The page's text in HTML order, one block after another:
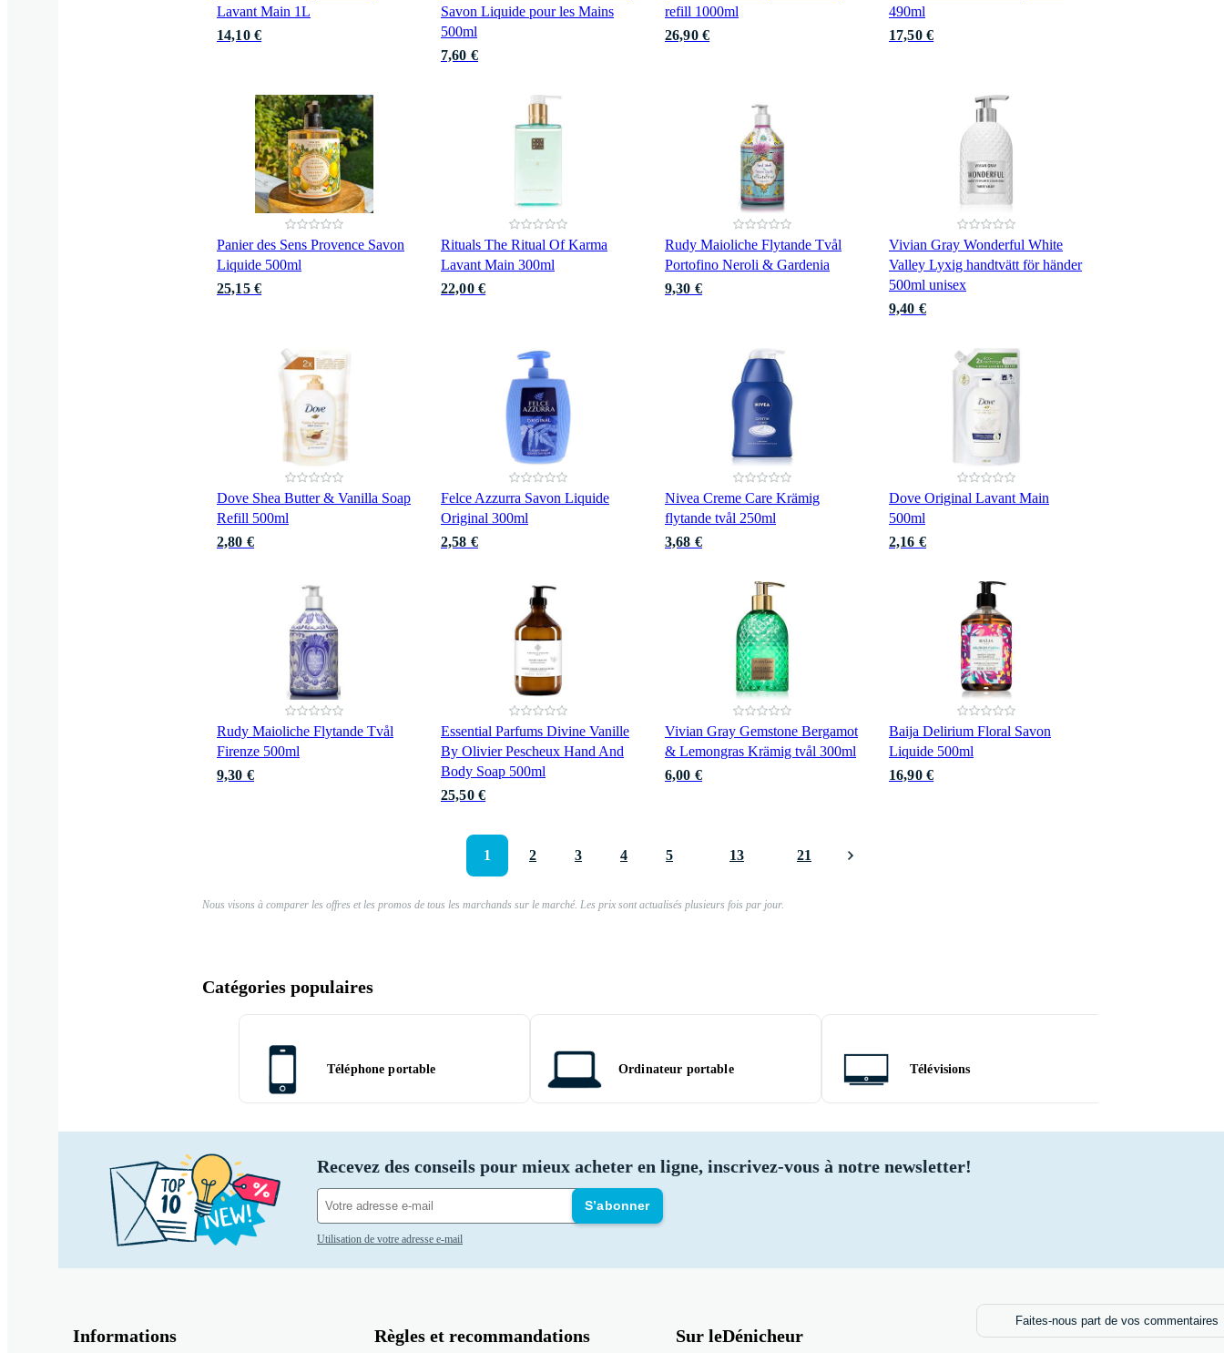
Lavant Main 1L
14,10 €
Savon Liquide pour les Mains
500ml
7,60 €
refill 1000ml
26,90 €
490ml
17,50 €
Panier des Sens Provence Savon
Liquide 500ml
25,15 €
Rituals The Ritual Of Karma
Lavant Main 300ml
22,00 €
Rudy Maioliche Flytande Tvål
Portofino Neroli & Gardenia
9,30 €
Vivian Gray Wonderful White
Valley Lyxig handtvätt för händer
500ml unisex
9,40 €
Dove Shea Butter & Vanilla Soap
Refill 500ml
2,80 €
Felce Azzurra Savon Liquide
Original 300ml
2,58 €
Nivea Creme Care Krämig
flytande tvål 250ml
3,68 €
Dove Original Lavant Main
500ml
2,16 €
Rudy Maioliche Flytande Tvål
Firenze 500ml
9,30 €
Essential Parfums Divine Vanille
By Olivier Pescheux Hand And
Body Soap 500ml
25,50 €
Vivian Gray Gemstone Bergamot
& Lemongras Krämig tvål 300ml
6,00 €
Baija Delirium Floral Savon
Liquide 500ml
16,90 €
1 2 3 4 5 13 21
Nous visons à comparer les offres et les promos de tous les marchands sur le marché. Les prix sont actualisés plusieurs fois par jour.
Catégories populaires
Téléphone portable Ordinateur portable Télévisions
Recevez des conseils pour mieux acheter en ligne, inscrivez-vous à notre newsletter!
S’abonner
Utilisation de votre adresse e-mail
Informations Règles et recommandations Sur leDénicheur
Faites-nous part de vos commentaires